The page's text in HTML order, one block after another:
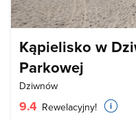
Kąpielisko w
Parkowej
Dziwnów
9.4 Rewelacyjny!